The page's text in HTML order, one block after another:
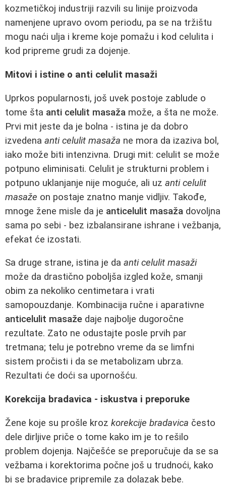
kozmetičkoj industriji razvili su linije proizvoda
namenjene upravo ovom periodu, pa se na tržištu
mogu naći ulja i kreme koje pomažu i kod celulita i
kod pripreme grudi za dojenje.
Mitovi i istine o anti celulit masaži
Uprkos popularnosti, još uvek postoje zablude o
tome šta anti celulit masaža može, a šta ne može.
Prvi mit jeste da je bolna - istina je da dobro
izvedena anti celulit masaža ne mora da izaziva bol,
iako može biti intenzivna. Drugi mit: celulit se može
potpuno eliminisati. Celulit je strukturni problem i
potpuno uklanjanje nije moguće, ali uz anti celulit
masaže on postaje znatno manje vidljiv. Takođe,
mnoge žene misle da je anticelulit masaža dovoljna
sama po sebi - bez izbalansirane ishrane i vežbanja,
efekat će izostati.
Sa druge strane, istina je da anti celulit masaži
može da drastično poboljša izgled kože, smanji
obim za nekoliko centimetara i vrati
samopouzdanje. Kombinacija ručne i aparativne
anticelulit masaže daje najbolje dugoročne
rezultate. Zato ne odustajte posle prvih par
tretmana; telu je potrebno vreme da se limfni
sistem pročisti i da se metabolizam ubrza.
Rezultati će doći sa upornošću.
Korekcija bradavica - iskustva i preporuke
Žene koje su prošle kroz korekcije bradavica često
dele dirljive priče o tome kako im je to rešilo
problem dojenja. Najčešće se preporučuje da se sa
vežbama i korektorima počne još u trudnoći, kako
bi se bradavice pripremile za dolazak bebe.